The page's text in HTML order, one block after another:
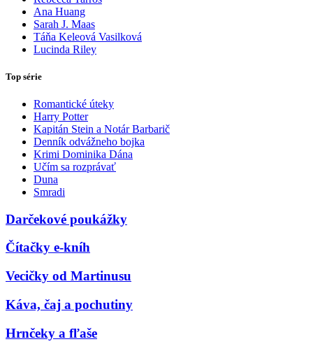
Ana Huang
Sarah J. Maas
Táňa Keleová Vasilková
Lucinda Riley
Top série
Romantické úteky
Harry Potter
Kapitán Stein a Notár Barbarič
Denník odvážneho bojka
Krimi Dominika Dána
Učím sa rozprávať
Duna
Smradi
Darčekové poukážky
Čítačky e-kníh
Vecičky od Martinusu
Káva, čaj a pochutiny
Hrnčeky a fľaše